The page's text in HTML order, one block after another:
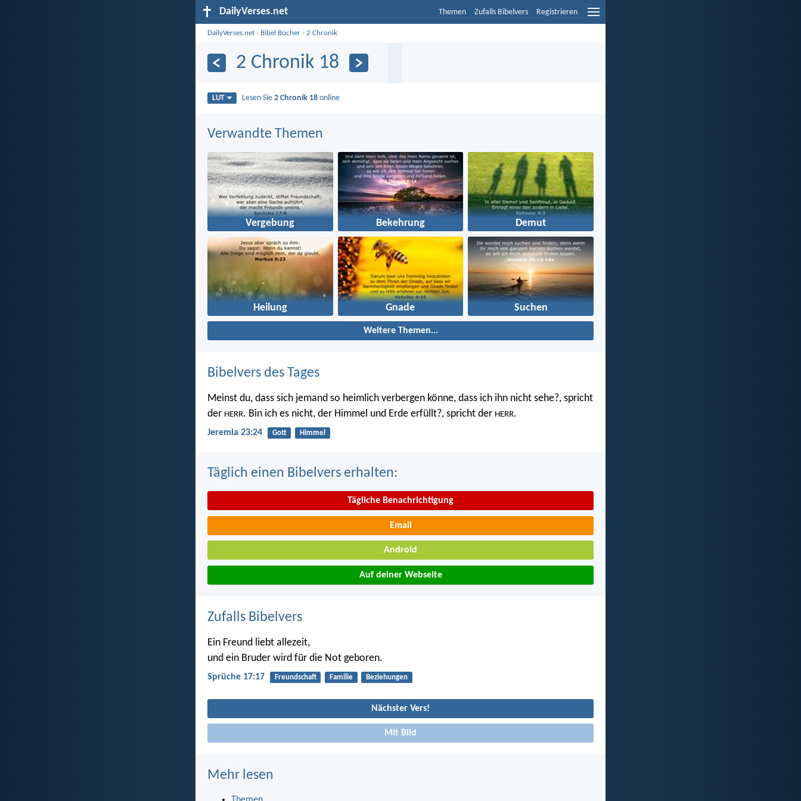
DailyVerses.net Themen Zufalls Bibelvers Registrieren
DailyVerses.net › Bibel Bücher ›2 Chronik
2 Chronik 18
LUT Lesen Sie2 Chronik 18 online
Verwandte Themen
Vergebung Bekehrung Demut
Heilung Gnade Suchen
Weitere Themen...
Bibelvers des Tages
Meinst du, dass sich jemand so heimlich verbergen könne, dass ich ihn nicht sehe?, spricht
der HERR. Bin ich es nicht, der Himmel und Erde erfüllt?, spricht der HERR.
Jeremia 23:24 Gott Himmel
Täglich einen Bibelvers erhalten:
Tägliche Benachrichtigung
Email
Android
Auf deiner Webseite
Zufalls Bibelvers
Ein Freund liebt allezeit,
und ein Bruder wird für die Not geboren.
Sprüche 17:17 Freundschaft Familie Beziehungen
Nächster Vers!
Mit Bild
Mehr lesen